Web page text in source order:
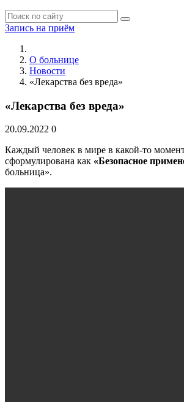
Запись на приём
О больнице
Новости
«Лекарства без вреда»
«Лекарства без вреда»
20.09.2022 0
Каждый человек в мире в какой-то
сформулирована как «Безопасное
больница».